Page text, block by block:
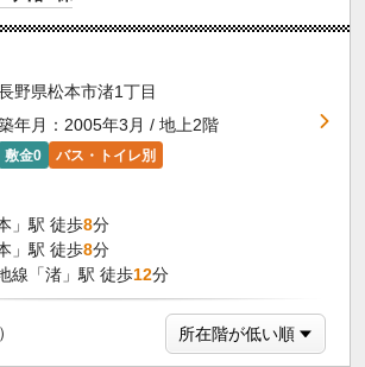
野県松本市渚1丁目
年月：2005年3月 / 地上2階
敷金0 バス・トイレ別
」駅 徒歩8分
」駅 徒歩8分
線「渚」駅 徒歩12分
）